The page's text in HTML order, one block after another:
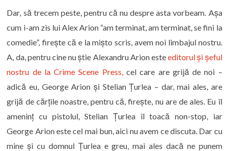
Dar, să trecem peste, pentru că nu despre asta vorbeam. Așa
cum i-am zis lui Alex Arion “am terminat, am terminat, se fini la
comedie”, firește că e la mișto scris, avem noi limbajul nostru.
A, da, pentru cine nu știe Alexandru Arion esteeditorul și șeful
nostru de la Crime Scene Press,cel care are grijă de noi –
adică eu, George Arion și Stelian Țurlea – dar, mai ales, are
grijă de cărțile noastre, pentru că, firește, nu are de ales. Eu îl
ameninț cu pistolul, Stelian Țurlea îl toacă non-stop, iar
George Arion este cel mai bun, aici nu avem ce discuta. Dar cu
mine și cu domnul Țurlea e greu, mai ales dacă ne punem